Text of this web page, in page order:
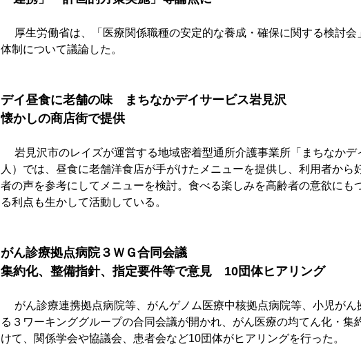
厚生労働省は、「医療関係職種の安定的な養成・確保に関する検討会
体制について議論した。
デイ昼食に老舗の味　まちなかデイサービス岩見沢
懐かしの商店街で提供
岩見沢市のレイズが運営する地域密着型通所介護事業所「まちなかデ
人）では、昼食に老舗洋食店が手がけたメニューを提供し、利用者から
者の声を参考にしてメニューを検討。食べる楽しみを高齢者の意欲にも
る利点も生かして活動している。
がん診療拠点病院３ＷＧ合同会議
集約化、整備指針、指定要件等で意見　10団体ヒアリング
がん診療連携拠点病院等、がんゲノム医療中核拠点病院等、小児がん
る３ワーキンググループの合同会議が開かれ、がん医療の均てん化・集
けて、関係学会や協議会、患者会など10団体がヒアリングを行った。